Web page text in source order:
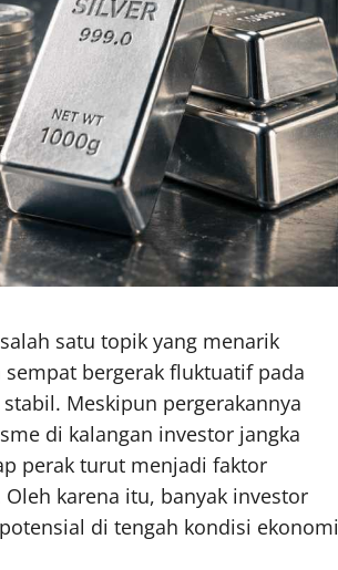
satu topik yang menarik
bergerak fluktuatif pada
Meskipun pergerakannya
di kalangan investor jangka
perak turut menjadi faktor
karena itu, banyak investor
di tengah kondisi ekonomi